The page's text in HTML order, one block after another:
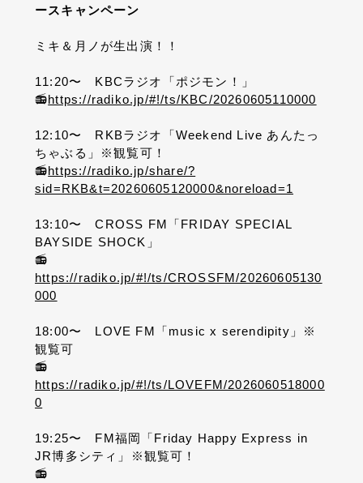
ースキャンペーン
ミキ＆月ノが生出演！！
11:20〜 KBCラジオ「ポジモン！」
📻https://radiko.jp/#!/ts/KBC/20260605110000
12:10〜 RKBラジオ「Weekend Live あんたっ
ちゃぶる」※観覧可！
📻https://radiko.jp/share/?
sid=RKB&t=20260605120000&noreload=1
13:10〜 CROSS FM「FRIDAY SPECIAL
BAYSIDE SHOCK」
📻
https://radiko.jp/#!/ts/CROSSFM/20260605130
000
18:00〜 LOVE FM「music x serendipity」※
観覧可
📻
https://radiko.jp/#!/ts/LOVEFM/2026060518000
0
19:25〜 FM福岡「Friday Happy Express in
JR博多シティ」※観覧可！
📻